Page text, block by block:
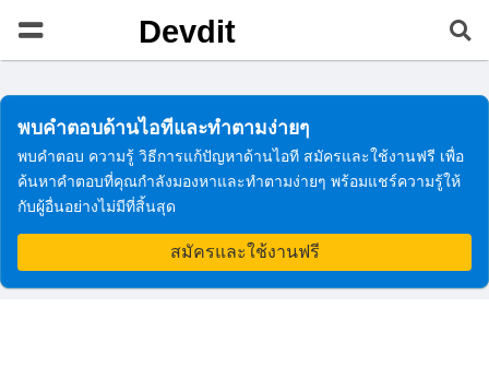
Devdit
พบคำตอบด้านไอทีและทำตามง่ายๆ
พบคำตอบ ความรู้ วิธีการแก้ปัญหาด้านไอที สมัครและใช้งานฟรี เพื่อ
ค้นหาคำตอบที่คุณกำลังมองหาและทำตามง่ายๆ พร้อมแชร์ความรู้ให้
กับผู้อื่นอย่างไม่มีที่สิ้นสุด
สมัครและใช้งานฟรี